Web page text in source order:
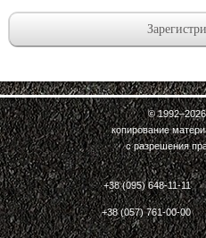
©
копирование
с разрешения
+38 (095) 648-11-11
+38 (057) 761-00-00